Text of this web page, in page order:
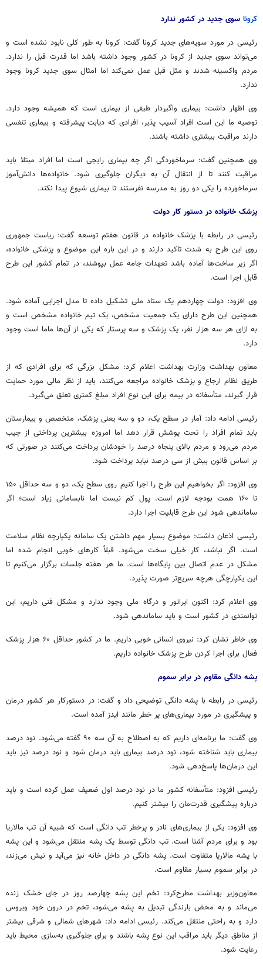
کرونا سوی جدید در کشور ندارد
رئیسی در مورد سویه‌های جدید کرونا گفت: کرونا به طور کلی نابود نشده است و
می‌تواند سوی جدید از کرونا در کشور وجود داشته باشد اما قدرت قبل را ندارد.
مردم واکسینه شدند و مثل قبل عمل نمی‌کند اما امثال سوی جدید کرونا وجود
ندارد.
وی اظهار داشت: بیماری واگیردار طیفی از بیماری است که همیشه وجود دارد.
توصیه ما این است افراد آسیب پذیر، افرادی که دیابت پیشرفته و بیماری تنفسی
دارند مراقبت بیشتری داشته باشند.
وی همچنین گفت: سرماخوردگی اگر چه بیماری رایجی است اما افراد مبتلا باید
مراقبت کنند تا از انتقال آن به دیگران جلوگیری شود. خانواده‌ها دانش‌آموز
سرماخورده را یکی دو روز به مدرسه نفرستند تا بیماری شیوع پیدا نکند.
پزشک خانواده در دستور کار دولت
رئیسی در رابطه با پزشک خانواده در قانون هفتم توسعه گفت: ریاست جمهوری
روی این طرح به شدت تاکید دارند و در این باره این موضوع و پزشکی خانواده،
اگر زیر ساخت‌ها آماده باشد تعهدات جامه عمل بپوشند، در تمام کشور این طرح
قابل اجرا است.
وی افزود: دولت چهاردهم یک ستاد ملی تشکیل داده تا مدل اجرایی آماده شود.
همچنین این طرح دارای یک جمعیت مشخص، یک تیم خانواده مشخص است و
به ازای هر سه هزار نفر، یک پزشک و سه پرستار که یکی از آن‌ها ماما است وجود
دارد.
معاون بهداشت وزارت بهداشت اعلام کرد: مشکل بزرگی که برای افرادی که از
طریق نظام ارجاع و پزشک خانواده مراجعه می‌کنند، باید از نظر مالی مورد حمایت
قرار گیرند، متأسفانه در بیمه برای این نوع افراد مبلغ کمتری تعلق می‌گیرد.
رئیسی ادامه داد: آمار در سطح یک، دو و سه یعنی پزشک، متخصص و بیمارستان
باید تمام افراد را تحت پوشش قرار دهد اما امروزه بیشترین پرداختی از جیب
مردم می‌رود و مردم بالای پنجاه درصد را خودشان پرداخت می‌کنند در صورتی که
بر اساس قانون بیش از سی درصد نباید پرداخت شود.
وی افزود: اگر بخواهیم این طرح را اجرا کنیم روی سطح یک، دو و سه حداقل ۱۵۰
تا ۱۶۰ همت بودجه لازم است. پول کم نیست اما نابسامانی زیاد است؛ اگر
ساماندهی شود این طرح قابلیت اجرا دارد.
رئیسی اذعان داشت: موضوع بسیار مهم داشتن یک سامانه یکپارچه نظام سلامت
است. اگر نباشد، کار خیلی سخت می‌شود. قبلاً کارهای خوبی انجام شده اما
مشکل در عدم اتصال بین پایگاه‌ها است. ما هر هفته جلسات برگزار می‌کنیم تا
این یکپارچگی هرچه سریع‌تر صورت پذیرد.
وی اعلام کرد: اکنون اپراتور و درگاه ملی وجود ندارد و مشکل فنی داریم، این
توانمندی در کشور است و باید ساماندهی شود.
وی خاطر نشان کرد: نیروی انسانی خوبی داریم. ما در کشور حداقل ۶۰ هزار پزشک
فعال برای اجرا کردن طرح پزشک خانواده داریم.
پشه دانگی مقاوم در برابر سموم
رئیسی در رابطه با پشه دانگی توضیحی داد و گفت: در دستورکار هر کشور درمان
و پیشگیری در مورد بیماری‌های پر خطر مانند ایدز آمده است‌.
وی گفت: ما برنامه‌ای داریم که به اصطلاح به آن سه ۹۰ گفته می‌شود. نود درصد
بیماری باید شناخته شود، نود درصد بیماری باید درمان شود و نود درصد نیز باید
این درمان‌ها پاسخ‌دهی شود.
رئیسی افزود: متأسفانه کشور ما در نود درصد اول ضعیف عمل کرده است و باید
درباره پیشگیری قدرت‌مان را بیشتر کنیم.
وی افزود: یکی از بیماری‌های نادر و پرخطر تب دانگی است که شبیه آن تب مالاریا
بود و برای مردم آشنا است. تب دانگی توسط یک پشه منتقل می‌شود و این پشه
با پشه مالاریا متفاوت است. پشه دانگی در داخل خانه نیز می‌آید و نیش می‌زند،
در برابر سموم بسیار مقاوم است.
معاون‌وزیر بهداشت مطرح‌کرد: تخم این پشه چهارصد روز در جای خشک زنده
می‌ماند و به محض بارندگی تبدیل به پشه می‌شود، تخم در درون خود ویروس
دارد و به راحتی منتقل می‌کند. رئیسی ادامه داد: شهرهای شمالی و شرقی بیشتر
از مناطق دیگر باید مراقب این نوع پشه باشند و برای جلوگیری به‌سازی محیط باید
رعایت شود.